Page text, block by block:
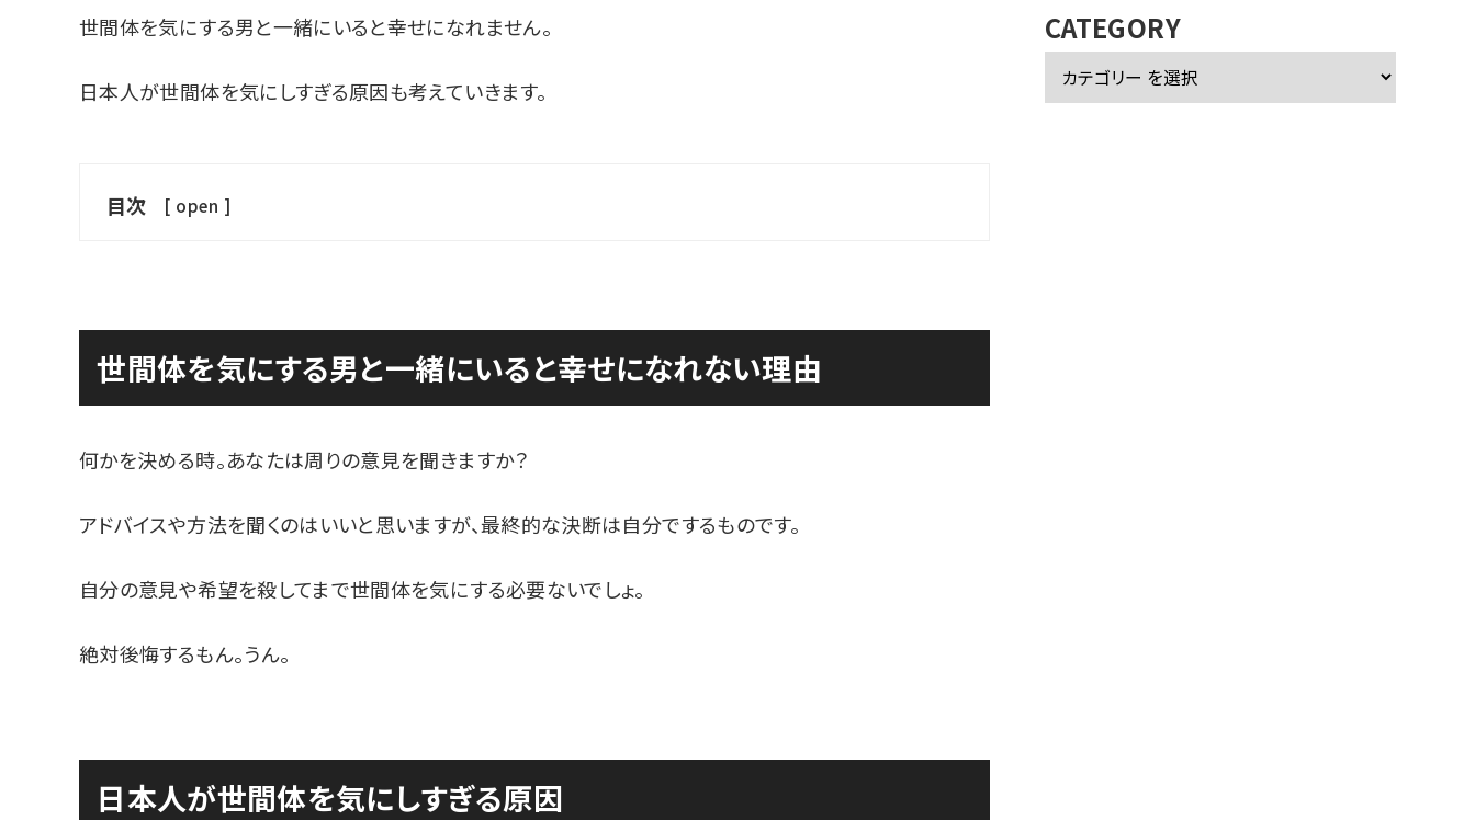
世間体を気にする男と一緒にいると幸せになれません。
日本人が世間体を気にしすぎる原因も考えていきます。
目次 [ open ]
世間体を気にする男と一緒にいると幸せになれない理由
何かを決める時。あなたは周りの意見を聞きますか？
アドバイスや方法を聞くのはいいと思いますが、最終的な決断は自分でするものです。
自分の意見や希望を殺してまで世間体を気にする必要ないでしょ。
絶対後悔するもん。うん。
日本人が世間体を気にしすぎる原因
ブ
CATEGORY